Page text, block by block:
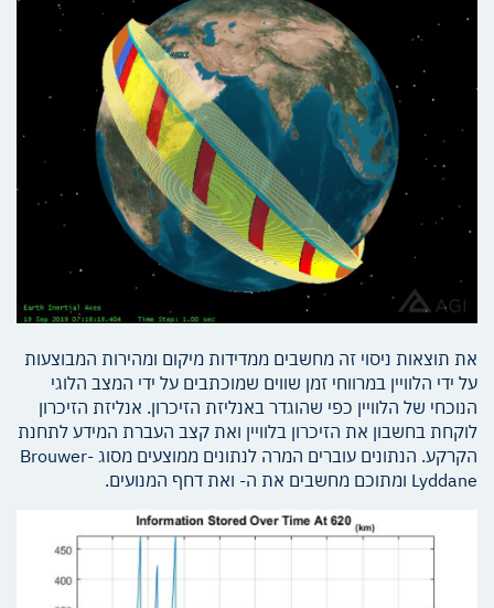
את תוצאות ניסוי זה מחשבים ממדידות מיקום ומהירות המבוצעות
על ידי הלוויין במרווחי זמן שווים שמוכתבים על ידי המצב הלוגי
הנוכחי של הלוויין כפי שהוגדר באנליזת הזיכרון. אנליזת הזיכרון
לוקחת בחשבון את הזיכרון בלוויין ואת קצב העברת המידע לתחנת
הקרקע. הנתונים עוברים המרה לנתונים ממוצעים מסוג Brouwer-
Lyddane ומתוכם מחשבים את ה- ואת דחף המנועים.